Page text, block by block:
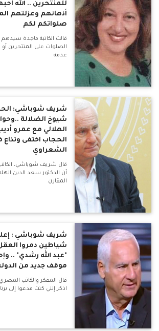
للمنتحرين .. الله
أذهانهم وعزلتهم
صلواتكم لكم
قالت الكاتبة ماجدة سيدهم
الصلوات على المنتحرين أو
عدمه
شريف شوباشي:
شيوخ الضلالة
الهلالي مع عمرو
الحجاب اختفى
الشعراوي
قال شريف شوباشي،
أن الدكتور سعد الدين
المقارن
شريف شوباشي :
شياطين دمروا
"عبد الله رشدي" ..
موقف جديد من
قال المفكر والكاتب
اذكر إنني كنت مدعوا إلى